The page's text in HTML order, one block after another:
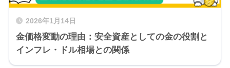
2026年1月14日
金価格変動の理由：安全資産としての金の役割と
インフレ・ドル相場との関係